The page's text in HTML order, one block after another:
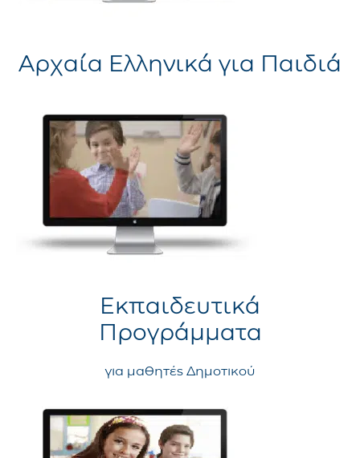
Αρχαία Ελληνικά για Παιδιά
Εκπαιδευτικά
Προγράμματα
για μαθητές Δημοτικού